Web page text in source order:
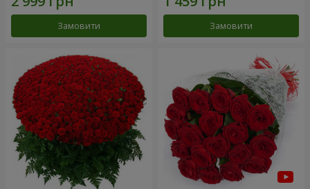
Замовити Замовити